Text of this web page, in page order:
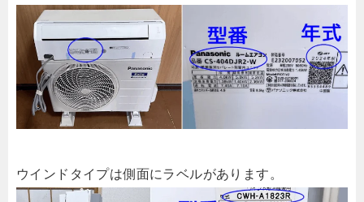
ウインドタイプは側面にラベルがあります。